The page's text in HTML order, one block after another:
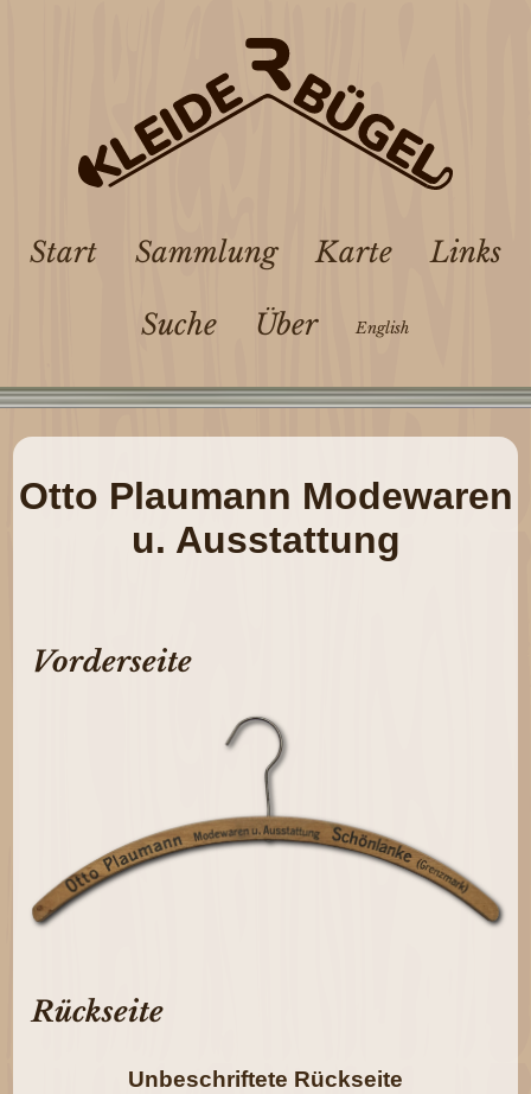
Start Sammlung Karte Links
Suche Über English
Otto Plaumann Modewaren
u. Ausstattung
Vorderseite
Rückseite
Unbeschriftete Rückseite